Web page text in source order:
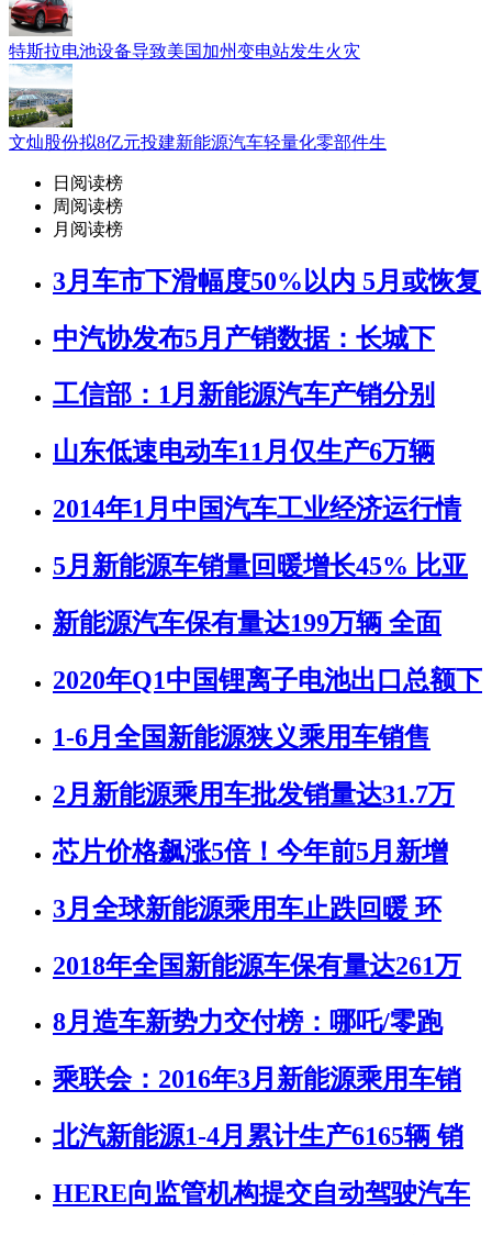
特斯拉电池设备导致美国加州变电站发生火灾
文灿股份拟8亿元投建新能源汽车轻量化零部件生
日阅读榜
周阅读榜
月阅读榜
3月车市下滑幅度50%以内 5月或恢复
中汽协发布5月产销数据：长城下
工信部：1月新能源汽车产销分别
山东低速电动车11月仅生产6万辆
2014年1月中国汽车工业经济运行情
5月新能源车销量回暖增长45% 比亚
新能源汽车保有量达199万辆 全面
2020年Q1中国锂离子电池出口总额下
1-6月全国新能源狭义乘用车销售
2月新能源乘用车批发销量达31.7万
芯片价格飙涨5倍！今年前5月新增
3月全球新能源乘用车止跌回暖 环
2018年全国新能源车保有量达261万
8月造车新势力交付榜：哪吒/零跑
乘联会：2016年3月新能源乘用车销
北汽新能源1-4月累计生产6165辆 销
HERE向监管机构提交自动驾驶汽车